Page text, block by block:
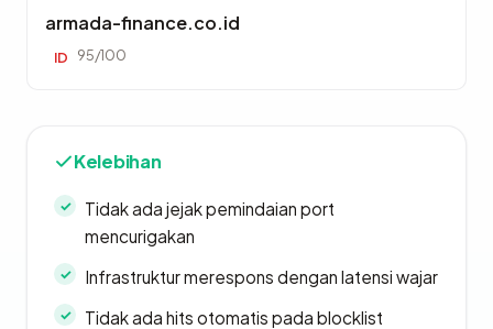
armada-finance.co.id
ID 95/100
Kelebihan
Tidak ada jejak pemindaian port
mencurigakan
Infrastruktur merespons dengan latensi wajar
Tidak ada hits otomatis pada blocklist